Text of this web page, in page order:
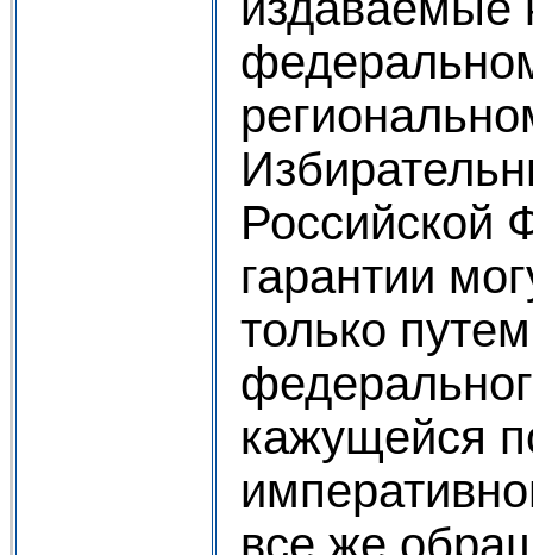
Российской
гарантии
только
кажущейся
все же